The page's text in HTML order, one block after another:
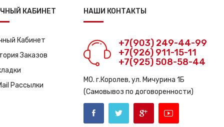
КАБИНЕТ
Кабинет
Заказов
Рассылки
НАШИ КОНТАКТЫ
+7(903) 249-44-99
+7(926) 911-15-11
+7(925) 508-58-44
МО. г.Королев, ул. Мичурина 1Б
(Самовывоз по договоренности)